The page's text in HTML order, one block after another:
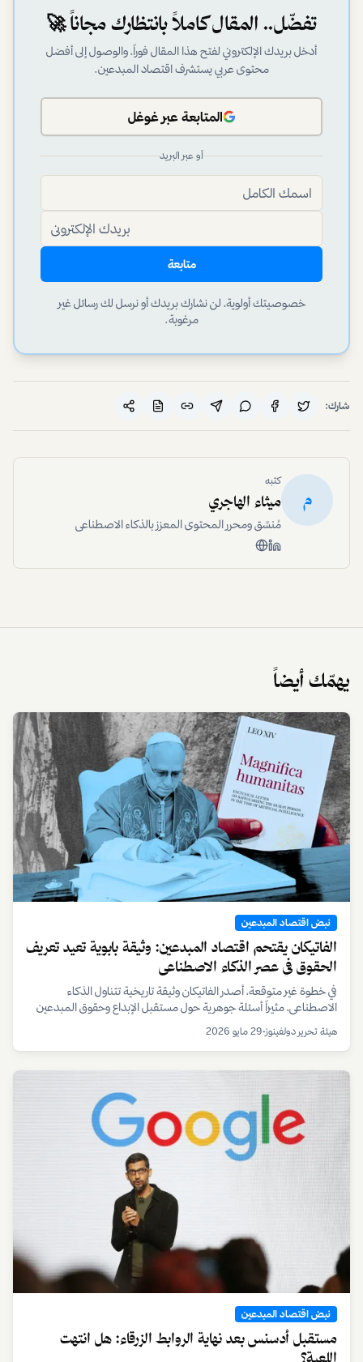
تفضّل.. المقال كاملاً بانتظارك مجاناً 🚀
أدخل بريدك الإلكتروني لفتح هذا المقال فوراً، والوصول إلى أفضل
محتوى عربي يستشرف اقتصاد المبدعين.
المتابعة عبر غوغل
أو عبر البريد
متابعة
خصوصيتك أولوية، لن نشارك بريدك أو نرسل لك رسائل غير
مرغوبة.
شارك:
م
كتبه
ميثاء الهاجري
مُنسِّق ومحرر المحتوى المعزز بالذكاء الاصطناعي
يهمّك أيضاً
نبض اقتصاد المبدعين
الفاتيكان يقتحم اقتصاد المبدعين: وثيقة بابوية تعيد تعريف
الحقوق في عصر الذكاء الاصطناعي
في خطوة غير متوقعة، أصدر الفاتيكان وثيقة تاريخية تتناول الذكاء
الاصطناعي، مثيراً أسئلة جوهرية حول مستقبل الإبداع وحقوق المبدعين
هيئة تحرير دولفينوز•29 مايو 2026
نبض اقتصاد المبدعين
مستقبل أدسنس بعد نهاية الروابط الزرقاء: هل انتهت
اللعبة؟